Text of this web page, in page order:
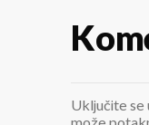
Uključite se